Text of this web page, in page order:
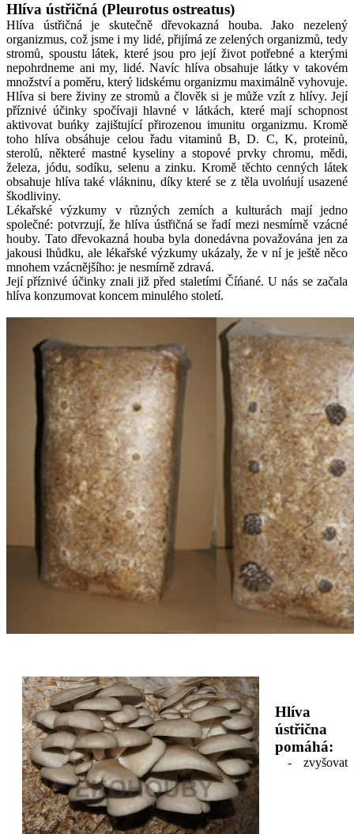
Hlíva ústřičná (Pleurotus ostreatus)
Hlíva ústřičná je skutečně dřevokazná houba. Jako nezelený
organizmus, což jsme i my lidé, přijímá ze zelených organizmů, tedy
stromů, spoustu látek, které jsou pro její život potřebné a kterými
nepohrdneme ani my, lidé. Navíc hlíva obsahuje látky v takovém
množství a poměru, který lidskému organizmu maximálně vyhovuje.
Hlíva si bere živiny ze stromů a člověk si je může vzít z hlívy. Její
příznivé účinky spočívaji hlavné v látkách, které mají schopnost
aktivovat buńky zajištující přirozenou imunitu organizmu. Kromě
toho hlíva obsáhuje celou řadu vitaminů B, D. C, K, proteinů,
sterolů, některé mastné kyseliny a stopové prvky chromu, mědi,
železa, jódu, sodíku, selenu a zinku. Kromě těchto cenných látek
obsahuje hlíva také vlákninu, díky které se z těla uvolńují usazené
škodliviny.
Lékařské výzkumy v různých zemích a kulturách mají jedno
společné: potvrzují, že hlíva ústřičná se řadí mezi nesmírně vzácné
houby. Tato dřevokazná houba byla donedávna považována jen za
jakousi lhůdku, ale lékařské výzkumy ukázaly, že v ní je ještě něco
mnohem vzácnějšího: je nesmírně zdravá.
Její příznivé účinky znali již před staletími Číńané. U nás se začala
hlíva konzumovat koncem minulého století.
Hlíva
ústřična
pomáhá:
- zvyšovat